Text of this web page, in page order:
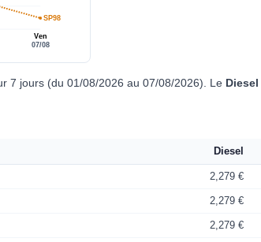
Ven
07/08
SP98
7 jours (du 01/08/2026 au 07/08/2026). Le Diesel
Diesel
2,279 €
2,279 €
2,279 €